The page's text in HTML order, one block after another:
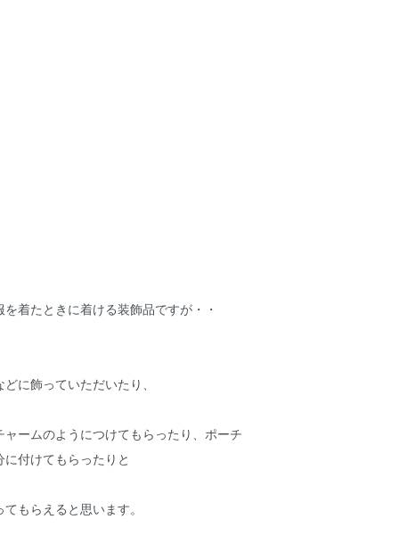
着たときに着ける装飾品ですが・・
に飾っていただいたり、
ームのようにつけてもらったり、ポーチ
付けてもらったりと
もらえると思います。